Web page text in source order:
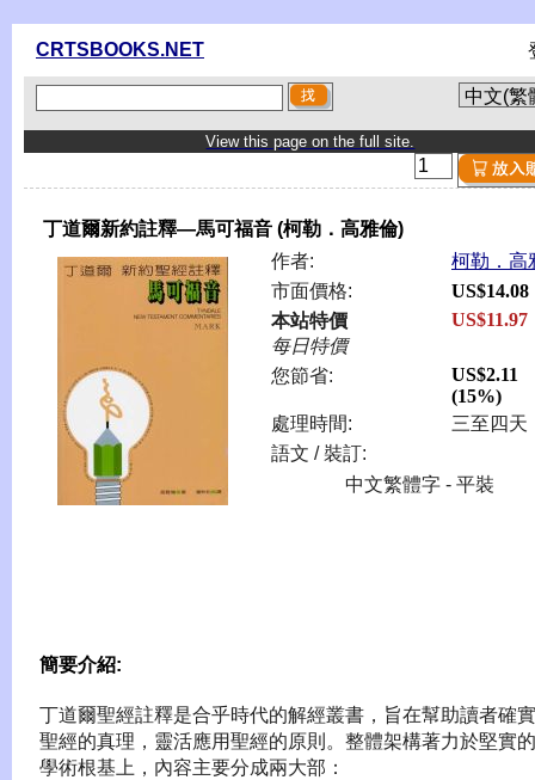
CRTSBOOKS.NET
View this page on the full site.
丁道爾新約註釋—馬可福音 (柯勒．高雅倫)
作者:
柯勒．高
市面價格:
US$14.08
本站特價
每日特價
US$11.97
您節省:
US$2.11
(15%)
處理時間:
三至四天
語文 / 裝訂:
中文繁體字 - 平裝
簡要介紹:
丁道爾聖經註釋是合乎時代的解經叢書，旨在幫助讀者確
聖經的真理，靈活應用聖經的原則。整體架構著力於堅實
學術根基上，內容主要分成兩大部：